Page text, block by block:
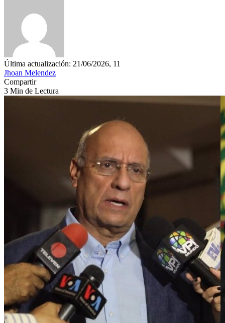
Última actualización: 21/06/2026, 11
Jhoan Melendez
Compartir
3 Min de Lectura